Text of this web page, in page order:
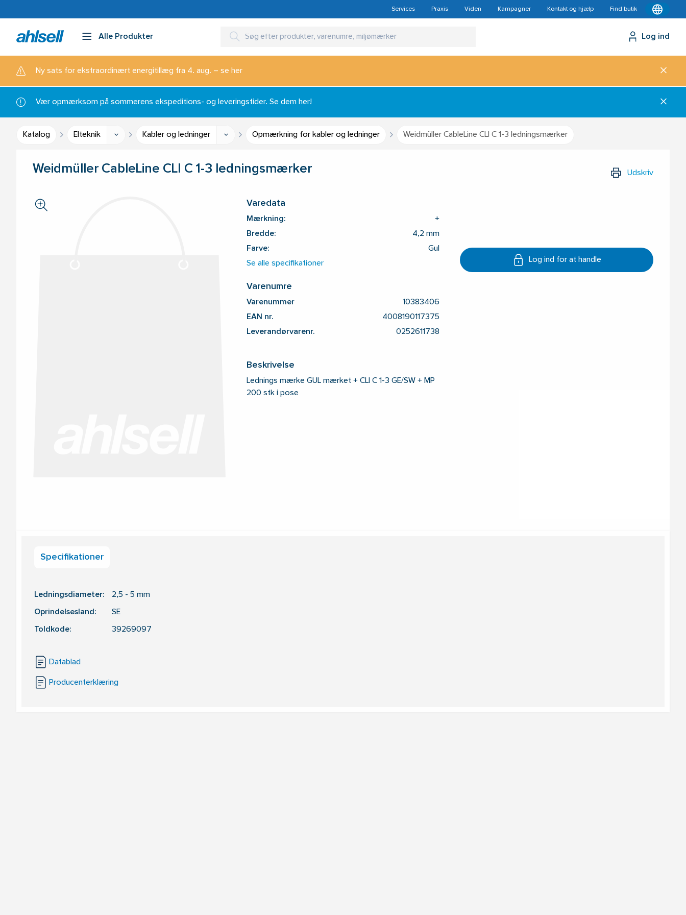
Services Praxis Viden Kampagner Kontakt og hjælp Find butik
Alle Produkter Log ind
Ny sats for ekstraordinært energitillæg fra 4. aug. – se her
Vær opmærksom på sommerens ekspeditions- og leveringstider. Se dem her!
Katalog Elteknik Kabler og ledninger Opmærkning for kabler og ledninger Weidmüller CableLine CLI C 1-3 ledningsmærker
Weidmüller CableLine CLI C 1-3 ledningsmærker Udskriv
Varedata
Mærkning: +
Bredde: 4,2 mm
Farve: Gul
Se alle specifikationer
Varenumre
Varenummer 10383406
EAN nr. 4008190117375
Leverandørvarenr. 0252611738
Beskrivelse
Lednings mærke GUL mærket + CLI C 1-3 GE/SW + MP
200 stk i pose
Log ind for at handle
Specifikationer
Ledningsdiameter: 2,5 - 5 mm
Oprindelsesland: SE
Toldkode: 39269097
Datablad
Producenterklæring